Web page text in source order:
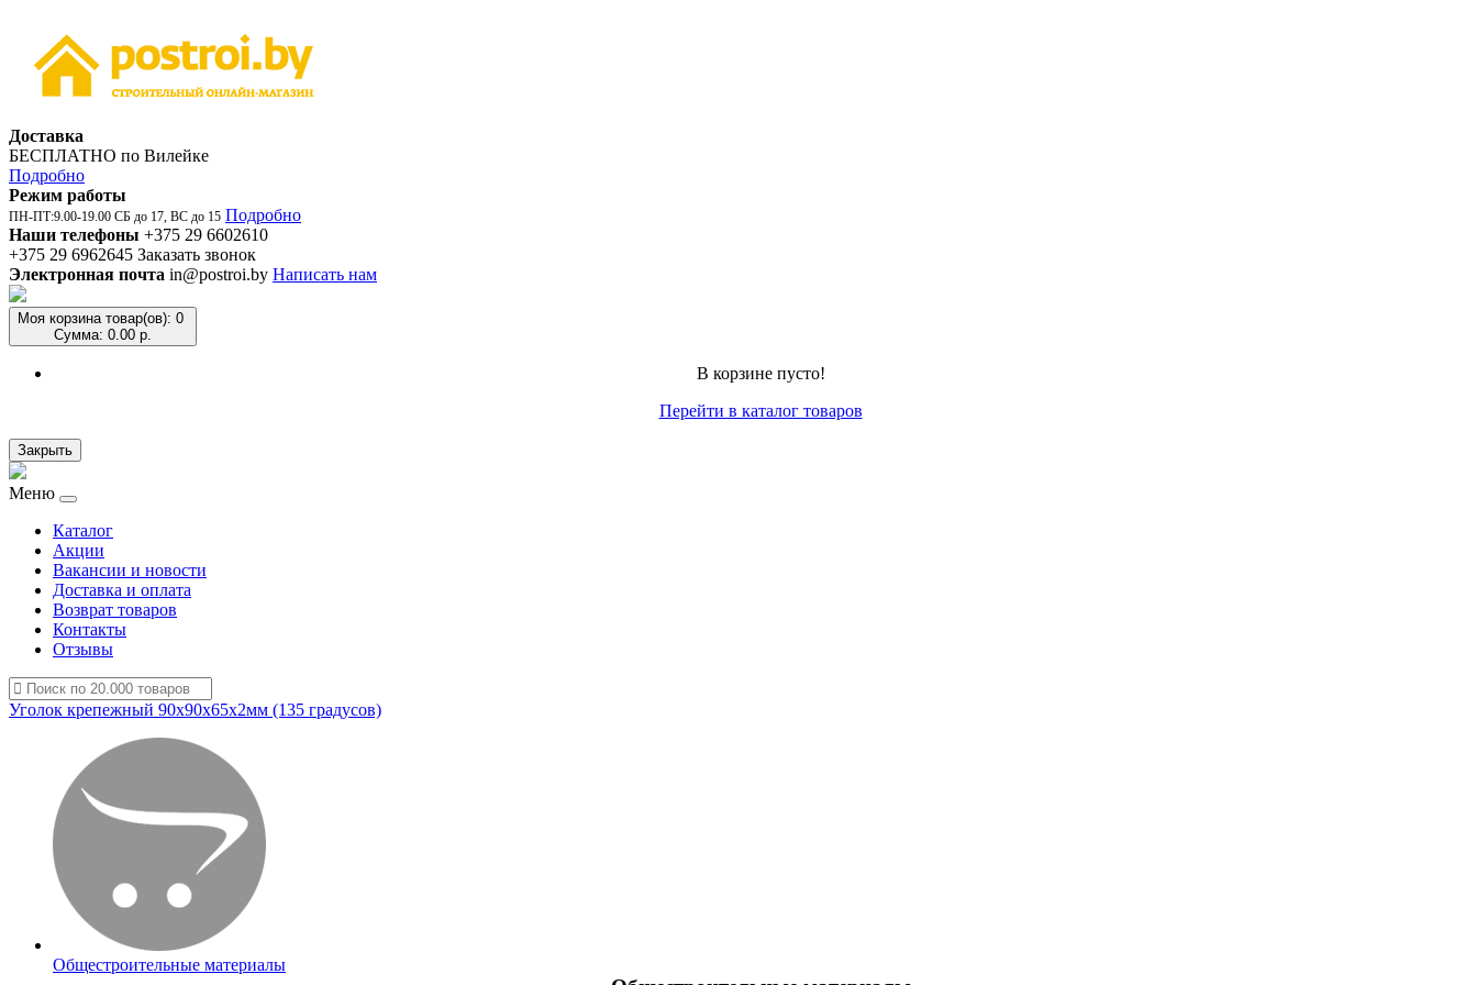
Доставка
БЕСПЛАТНО по Вилейке
Подробно
Режим работы
ПН-ПТ:9.00-19.00 СБ до 17, ВС до 15 Подробно
Наши телефоны +375 29 6602610
+375 29 6962645 Заказать звонок
Электронная почта in@postroi.by Написать нам
Моя корзина товар(ов): 0
Сумма: 0.00 р.
В корзине пусто!
Перейти в каталог товаров
Закрыть
Меню
Каталог
Акции
Вакансии и новости
Доставка и оплата
Возврат товаров
Контакты
Отзывы
Уголок крепежный 90х90х65х2мм (135 градусов)
Общестроительные материалы